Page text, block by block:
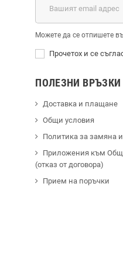
Можете да се отпишете
Прочетох и се
ПОЛЕЗНИ ВРЪЗКИ
Доставка и плащане
Общи условия
Политика за замяна
Приложения към
(отказ от договора)
Прием на поръчки